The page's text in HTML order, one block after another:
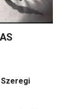
Szeregi